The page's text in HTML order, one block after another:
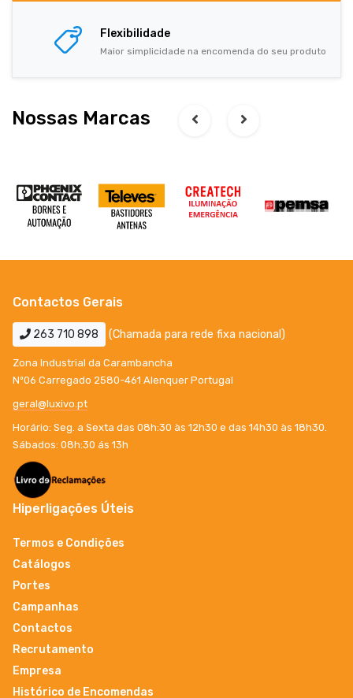
Flexibilidade
Maior simplicidade na encomenda do seu produto
Nossas Marcas
Contactos Gerais
263 710 898 (Chamada para rede fixa nacional)
Zona Industrial da Carambancha
Nº06 Carregado 2580-461 Alenquer Portugal
geral@luxivo.pt
Horário: Seg. a Sexta das 08h:30 às 12h30 e das 14h30 às 18h30.
Sábados: 08h:30 ás 13h
Hiperligações Úteis
Termos e Condições
Catálogos
Portes
Campanhas
Contactos
Recrutamento
Empresa
Histórico de Encomendas